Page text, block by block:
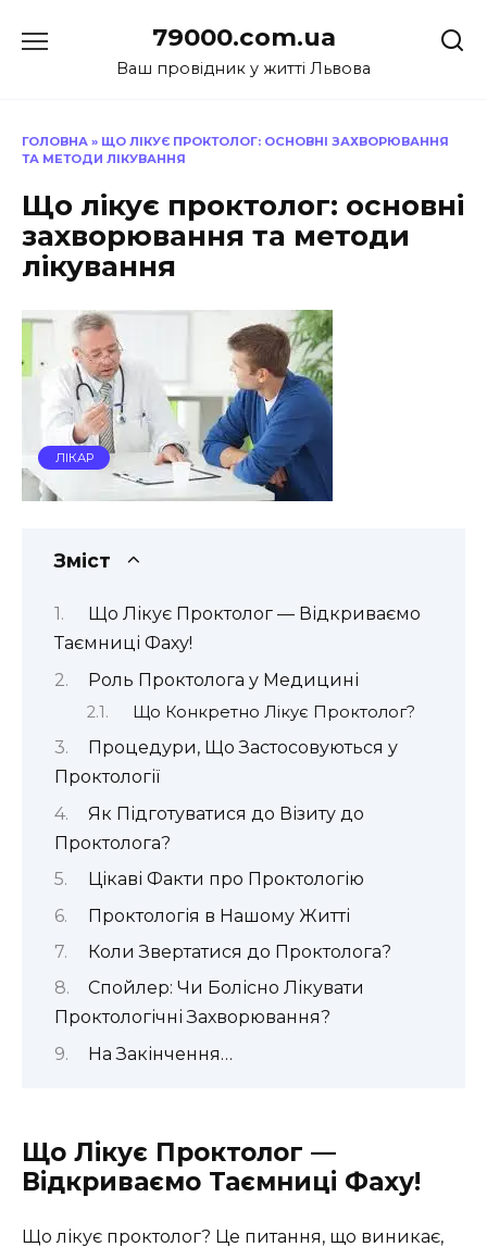
до
79000.com.ua
Ваш провідник у житті Львова
ГОЛОВНА » ЩО ЛІКУЄ ПРОКТОЛОГ: ОСНОВНІ ЗАХВОРЮВАННЯ
ТА МЕТОДИ ЛІКУВАННЯ
Що лікує проктолог: основні
захворювання та методи
лікування
ЛІКАР
Зміст
Що Лікує Проктолог — Відкриваємо
Таємниці Фаху!
Роль Проктолога у Медицині
Що Конкретно Лікує Проктолог?
Процедури, Що Застосовуються у
Проктології
Як Підготуватися до Візиту до
Проктолога?
Цікаві Факти про Проктологію
Проктологія в Нашому Житті
Коли Звертатися до Проктолога?
Спойлер: Чи Болісно Лікувати
Проктологічні Захворювання?
На Закінчення…
Що Лікує Проктолог —
Відкриваємо Таємниці Фаху!
Що лікує проктолог? Це питання, що виникає,